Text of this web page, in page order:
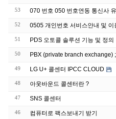
53 070 번호 050 번호연동 통신사
52 0505 개인번호 서비스안내 및 이
51 PDS 오토콜 솔루션 기능 및 정의
50 PBX (private branch exchange)
49 LG U+ 콜센터 IPCC CLOUD
48 아웃바운드 콜센터란 ?
47 SNS 콜센터
46 컴퓨터로 팩스보내기 받기